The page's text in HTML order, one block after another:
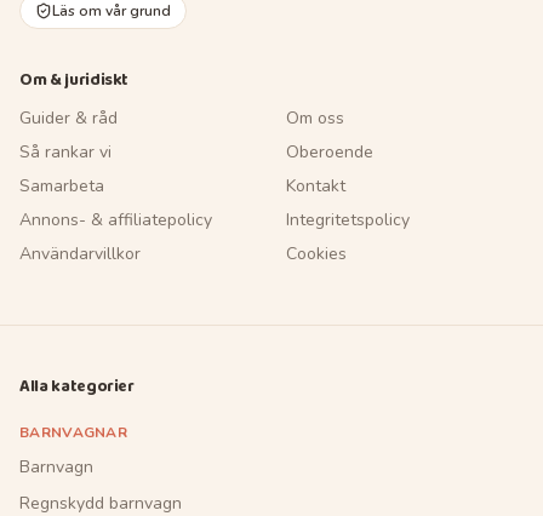
Läs om vår grund
Om & juridiskt
Guider & råd
Om oss
Så rankar vi
Oberoende
Samarbeta
Kontakt
Annons- & affiliatepolicy
Integritetspolicy
Användarvillkor
Cookies
Alla kategorier
BARNVAGNAR
Barnvagn
Regnskydd barnvagn